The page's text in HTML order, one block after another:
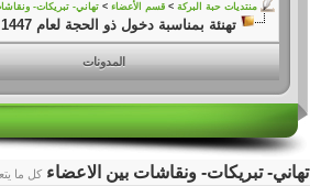
منتديات حبة البركة > قسم الأعضاء > تهاني- تبريكات-
تهنئة بمناسبة دخول ذو الحجة لعام 1447
المدونات
تهاني- تبريكات- ونقاشات بين الاعضاء كل ما